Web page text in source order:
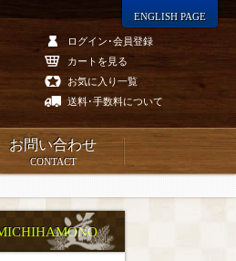
ログイン･会員登録
カートを見る
お気に入り一覧
送料･手数料について
ENGLISH PAGE
お問い合わせ
CONTACT